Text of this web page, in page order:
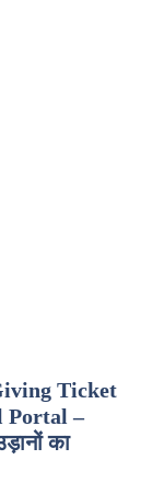
Ticket
Portal –
का